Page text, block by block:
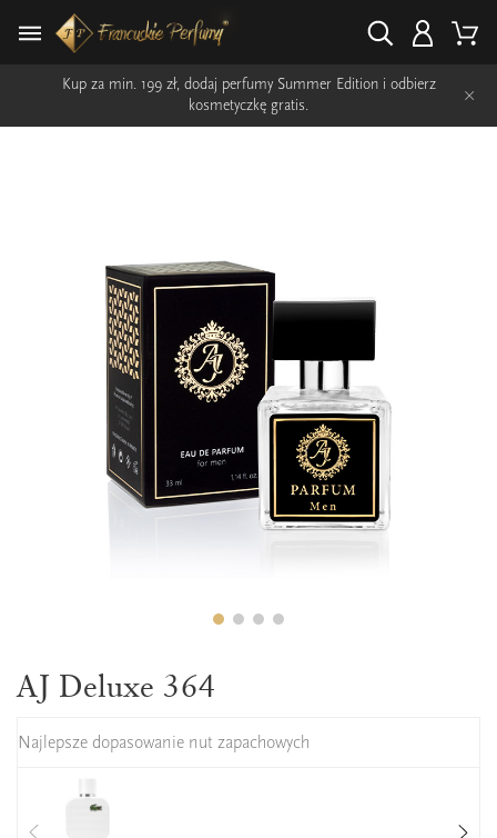
Kup za min. 199 zł, dodaj perfumy Summer Edition i odbierz
kosmetyczkę gratis.
×
AJ Deluxe 364
Najlepsze dopasowanie nut zapachowych